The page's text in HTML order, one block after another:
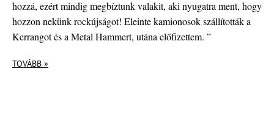
hozzá, ezért mindig megbíztunk valakit, aki nyugatra ment, hogy
hozzon nekünk rockújságot! Eleinte kamionosok szállították a
Kerrangot és a Metal Hammert, utána előfizettem. ”
TOVÁBB »